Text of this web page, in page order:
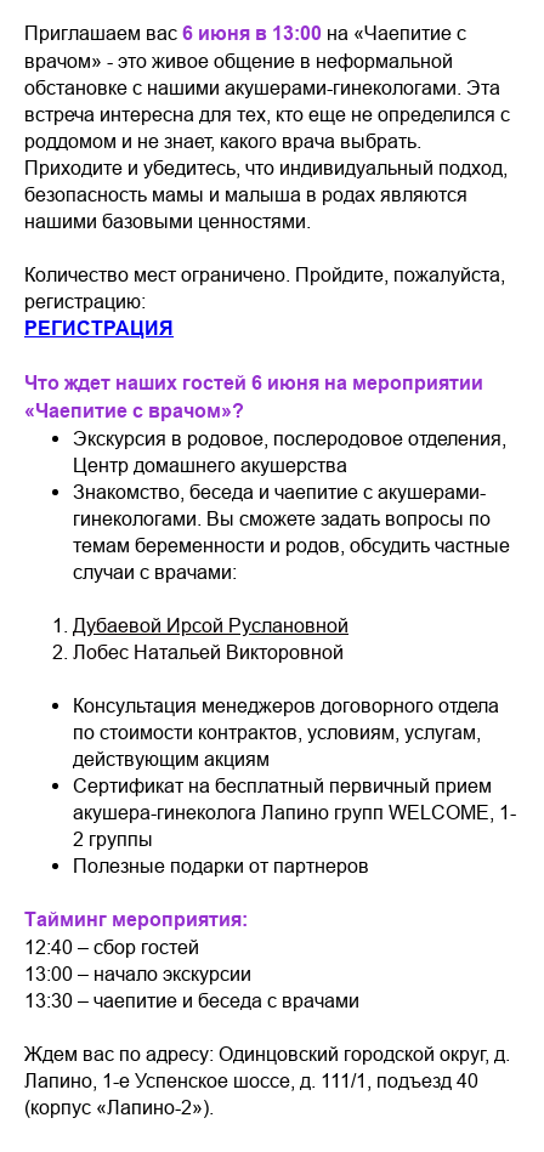
Приглашаем вас 6 июня в 13:00 на «Чаепитие с
врачом» - это живое общение в неформальной
обстановке с нашими акушерами-гинекологами. Эта
встреча интересна для тех, кто еще не определился с
роддомом и не знает, какого врача выбрать.
Приходите и убедитесь, что индивидуальный подход,
безопасность мамы и малыша в родах являются
нашими базовыми ценностями.
Количество мест ограничено. Пройдите, пожалуйста,
регистрацию:
РЕГИСТРАЦИЯ
Что ждет наших гостей 6 июня на мероприятии
«Чаепитие с врачом»?
Экскурсия в родовое, послеродовое отделения,
Центр домашнего акушерства
Знакомство, беседа и чаепитие с акушерами-
гинекологами. Вы сможете задать вопросы по
темам беременности и родов, обсудить частные
случаи с врачами:
Дубаевой Ирсой Руслановной
Лобес Натальей Викторовной
Консультация менеджеров договорного отдела
по стоимости контрактов, условиям, услугам,
действующим акциям
Сертификат на бесплатный первичный прием
акушера-гинеколога Лапино групп WELCOME, 1-
2 группы
Полезные подарки от партнеров
Тайминг мероприятия:
12:40 – сбор гостей
13:00 – начало экскурсии
13:30 – чаепитие и беседа с врачами
Ждем вас по адресу: Одинцовский городской округ, д.
Лапино, 1-е Успенское шоссе, д. 111/1, подъезд 40
(корпус «Лапино-2»).